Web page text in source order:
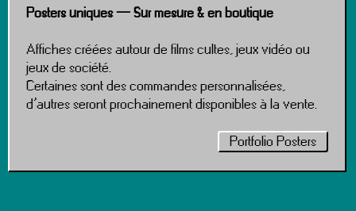
Posters uniques — Sur mesure & en boutique
Affiches créées autour de films cultes, jeux vidéo ou
jeux de société.
Certaines sont des commandes personnalisées,
d’autres seront prochainement disponibles à la vente.
Portfolio Posters